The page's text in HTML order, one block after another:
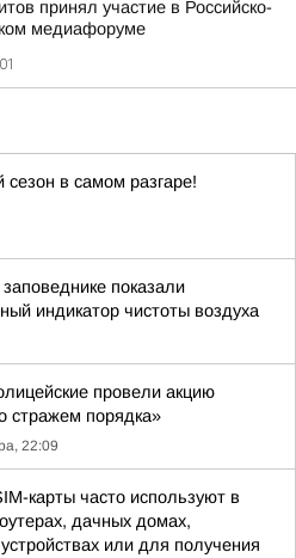
принял участие в Российско-
медиафоруме
сезон в самом разгаре!
показали
индикатор чистоты воздуха
провели акцию
стражем порядка»
22:09
карты часто используют в
дачных домах,
или для получения